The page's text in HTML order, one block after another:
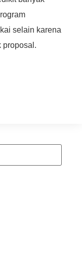
selain karena
proposal.